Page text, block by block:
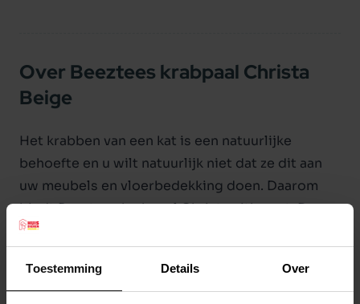
Toestemming Details Over
Over Beeztees krabpaal Christa
Beige
Het krabben van een kat is een natuurlijke
behoefte en u wilt natuurlijk niet dat ze dit aan
uw meubels en vloerbedekking doen. Daarom
biedt Beeztees krabpaal Christa uitkomst. De
onderzijde is een box met een ronde opening,
bestaat de krabpaal uit een plateau bovenop,